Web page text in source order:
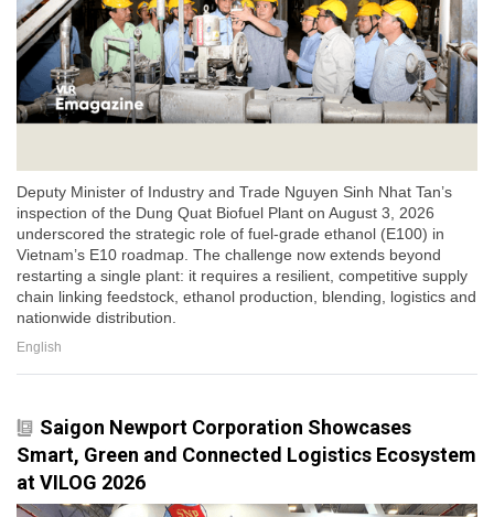
Deputy Minister of Industry and Trade Nguyen Sinh Nhat Tan’s
inspection of the Dung Quat Biofuel Plant on August 3, 2026
underscored the strategic role of fuel-grade ethanol (E100) in
Vietnam’s E10 roadmap. The challenge now extends beyond
restarting a single plant: it requires a resilient, competitive supply
chain linking feedstock, ethanol production, blending, logistics and
nationwide distribution.
English
Saigon Newport Corporation Showcases
Smart, Green and Connected Logistics Ecosystem
at VILOG 2026